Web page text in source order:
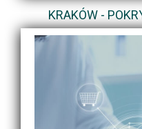
KRAKÓW -